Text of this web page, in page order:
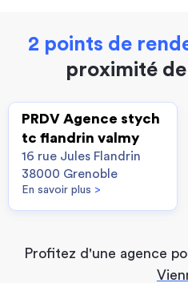
2 points de
proximité
PRDV Agence stych
tc flandrin valmy
16 rue Jules Flandrin
38000 Grenoble
En savoir plus >
Profitez d'une agence